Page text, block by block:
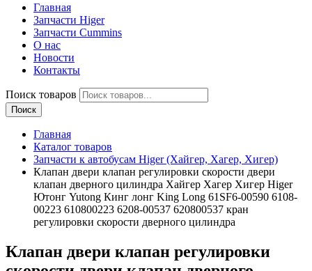
Главная
Запчасти Higer
Запчасти Cummins
О нас
Новости
Контакты
Поиск товаров
Поиск
Главная
Каталог товаров
Запчасти к автобусам Higer (Хайгер, Хагер, Хигер)
Клапан двери клапан регулировки скорости двери
клапан дверного цилиндра Хайгер Хагер Хигер Higer
Ютонг Yutong Кинг лонг King Long 61SF6-00590 6108-
00223 610800223 6208-00537 620800537 кран
регулировки скорости дверного цилиндра
Клапан двери клапан регулировки